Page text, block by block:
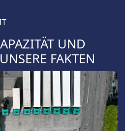
UND
FAKTEN